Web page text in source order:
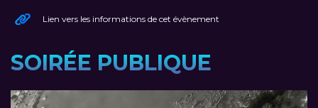
Lien vers les informations de cet évènement
SOIRÉE PUBLIQUE